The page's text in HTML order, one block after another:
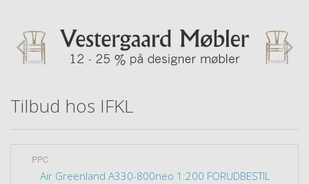
Tilbud hos IFKL
PPC
Air Greenland A330-800neo 1:200 FORUDBESTIL